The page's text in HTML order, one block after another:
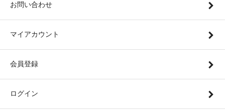
お問い合わせ
マイアカウント
会員登録
ログイン